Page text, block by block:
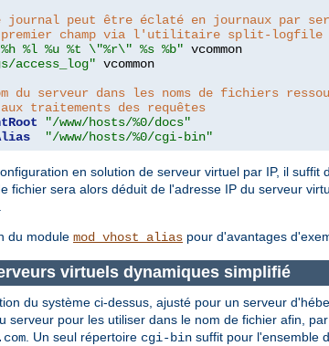
journal peut être éclaté en journaux par
champ via l'utilitaire split-logfile
%h %l %u %t \"%r\" %s %b"
access_log" vcommon
du serveur dans les noms de fichiers
traitements des requêtes
"/www/hosts/%0/docs"
"/www/hosts/%0/cgi-bin"
en solution de serveur virtuel par IP, il suffit
fichier sera alors déduit de l'adresse IP du serveur
.
du module mod_vhost_alias pour d'avantages
virtuels dynamiques simplifié
du système ci-dessus, ajusté pour un serveur
serveur pour les utiliser dans le nom de fichier afin,
. Un seul répertoire cgi-bin suffit pour l'ensemble